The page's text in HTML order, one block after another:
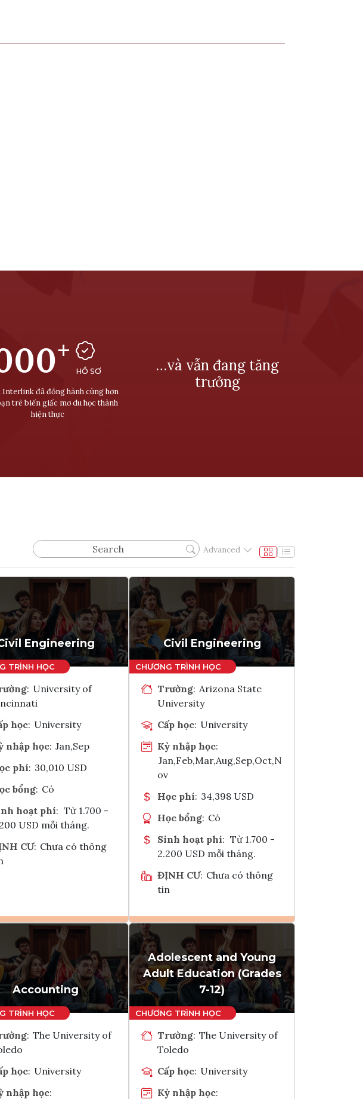
+
HỒ SƠ
Interlink đã đồng hành cùng hơn
trẻ biến giấc mơ du học thành
hiện thực
…và vẫn đang tăng
trưởng
Advanced
Engineering
: University of
học: University
nhập học: Jan,Sep
phí: 30,010 USD
bổng: Có
hoạt phí: Từ 1.700 -
USD mỗi tháng.
CƯ: Chưa có thông
Ghi danh
Tham vấn Interlink
Civil Engineering
Trường: Arizona State
University
Cấp học: University
Kỳ nhập học:
Jan,Feb,Mar,Aug,Sep,Oct,N
ov
Học phí: 34,398 USD
Học bổng: Có
Sinh hoạt phí: Từ 1.700 -
2.200 USD mỗi tháng.
ĐỊNH CƯ: Chưa có thông
tin
Ghi danh
Tham vấn Interlink
Accounting
: The University of
học: University
nhập học:
Adolescent and Young
Adult Education (Grades
7-12)
Trường: The University of
Toledo
Cấp học: University
Kỳ nhập học: